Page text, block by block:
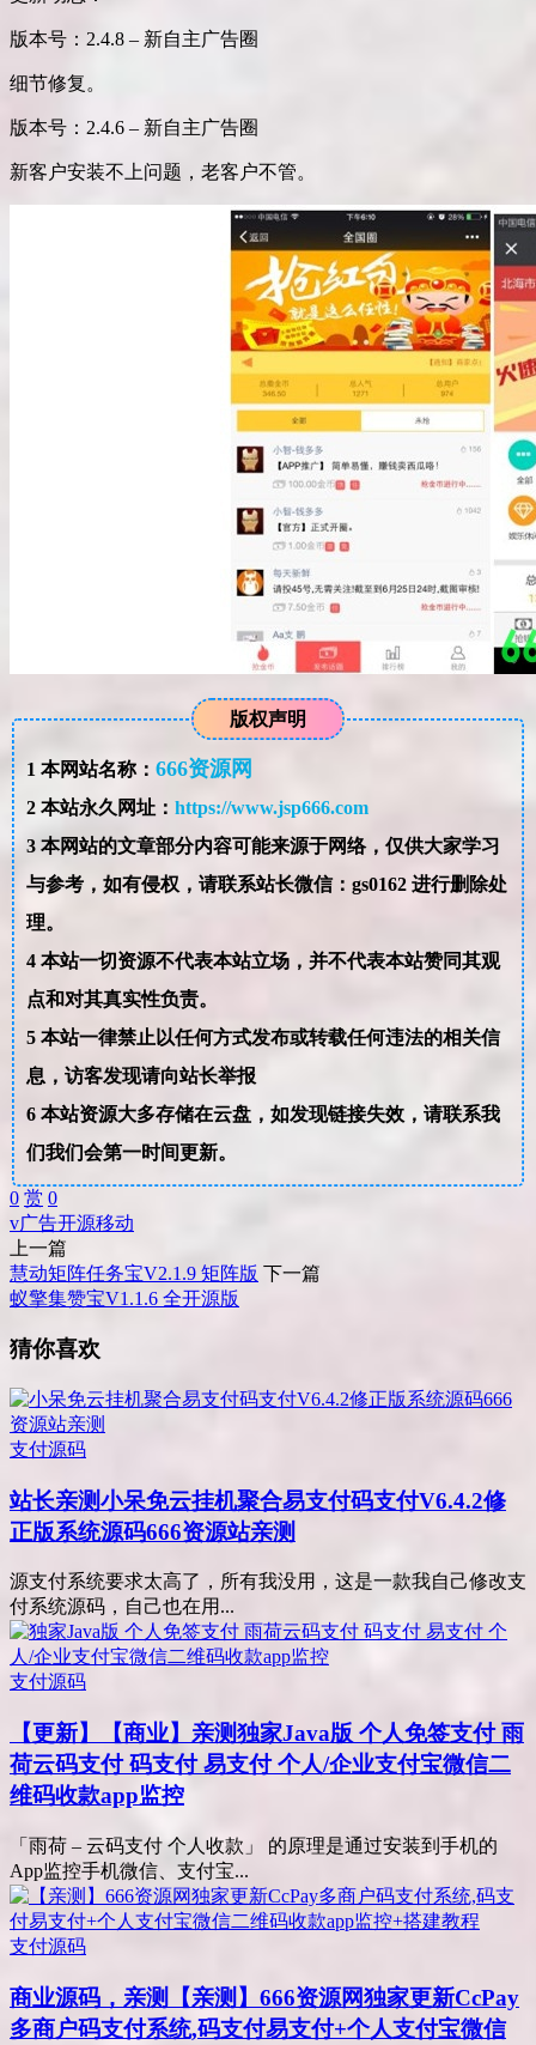
版本号：2.4.8 – 新自主广告圈
细节修复。
版本号：2.4.6 – 新自主广告圈
新客户安装不上问题，老客户不管。
版权声明
1 本网站名称： 666资源网
2本站永久网址： https://www.jsp666.com
3本网站的文章部分内容可能来源于网络，仅供大家学习
与参考，如有侵权，请联系站长微信：gs0162 进行删除处
理。
4本站一切资源不代表本站立场，并不代表本站赞同其观
点和对其真实性负责。
5本站一律禁止以任何方式发布或转载任何违法的相关信
息，访客发现请向站长举报
6本站资源大多存储在云盘，如发现链接失效，请联系我
们我们会第一时间更新。
0 赏 0
v广告开源移动
上一篇
慧动矩阵任务宝V2.1.9 矩阵版 下一篇
蚁擎集赞宝V1.1.6 全开源版
猜你喜欢
支付源码
站长亲测小呆免云挂机聚合易支付码支付V6.4.2修
正版系统源码666资源站亲测
源支付系统要求太高了，所有我没用，这是一款我自己修改支
付系统源码，自己也在用...
支付源码
【更新】【商业】亲测独家Java版 个人免签支付 雨
荷云码支付 码支付 易支付 个人/企业支付宝微信二
维码收款app监控
「雨荷 – 云码支付 个人收款」 的原理是通过安装到手机的
App监控手机微信、支付宝...
支付源码
商业源码，亲测
【亲测】666资源网独家更新CcPay
多商户码支付系统,码支付易支付+个人支付宝微信